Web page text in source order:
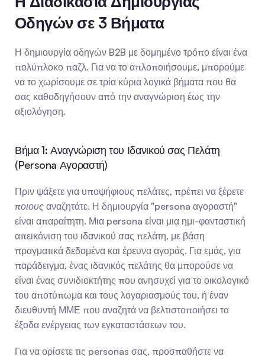
Οδηγών σε 3 Βήματα
Η δημιουργία οδηγών B2B με δομημένο τρόπο είναι ένα
πολύπλοκο παζλ. Για να το απλοποιήσουμε, μπορούμε
να το χωρίσουμε σε τρία κύρια λογικά βήματα που θα
σας καθοδηγήσουν από την αναγνώριση έως την
αξιολόγηση.
Βήμα 1: Αναγνώριση του Ιδανικού σας Πελάτη
(Persona Αγοραστή)
ποιους αναζητάτε. Η δημιουργία "persona αγοραστή"
είναι απαραίτητη. Μια persona είναι μια ημι-φανταστική
απεικόνιση του ιδανικού σας πελάτη, με βάση
πραγματικά δεδομένα και έρευνα αγοράς. Για εμάς, για
παράδειγμα, ένας ιδανικός πελάτης θα μπορούσε να
είναι ένας συνιδιοκτήτης που ανησυχεί για το οικολογικό
του αποτύπωμα και τους λογαριασμούς του, ή έναν
διευθυντή ΜΜΕ που αναζητά να βελτιστοποιήσει τα
έξοδα ενέργειας των εγκαταστάσεων του.
Για να ορίσετε τις personas σας, προσπαθήστε να